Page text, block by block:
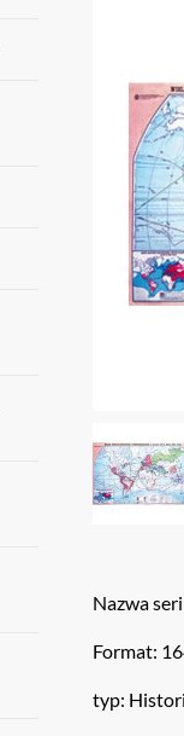
Nazwa
Format:
typ: